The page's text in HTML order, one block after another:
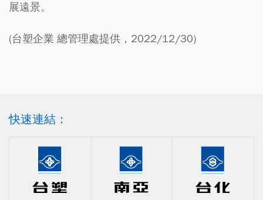
展遠景。
(台塑企業 總管理處提供，2022/12/30)
快速連結：